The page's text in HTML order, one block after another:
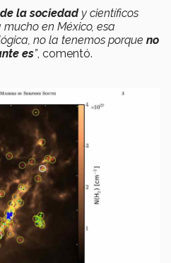
la sociedad y científicos
en México, esa
no la tenemos porque no
es”, comentó.